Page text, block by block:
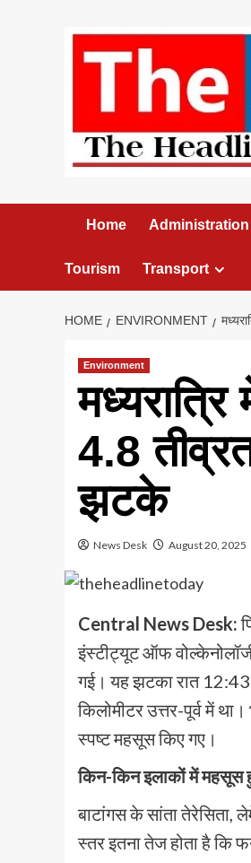
Home Administration
Tourism Transport
HOME ENVIRONMENT
Environment
4.8
झटके
News Desk August 20, 2025
Central News Desk:
इंस्टीट्यूट ऑफ
गई। यह झटका रात 12:43
किलोमीटर उत्तर-पूर्व में
स्पष्ट महसूस किए गए।
किन-किन इलाकों में
बाटांगस के सांता
स्तर इतना तेज होता है कि